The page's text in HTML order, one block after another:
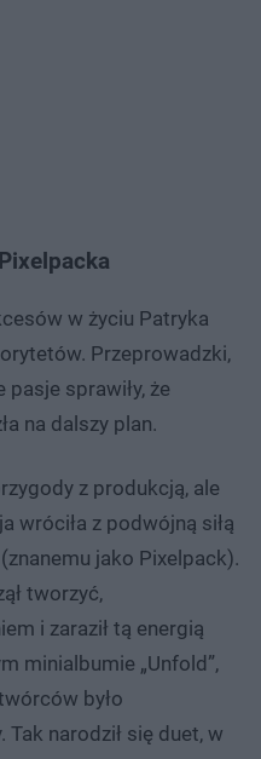
w życiu Patryka
Przeprowadzki,
sprawiły, że
na dalszy plan.
z produkcją, ale
wróciła z podwójną siłą
jako Pixelpack).
tworzyć,
i zaraził tą energią
minialbumie „Unfold”,
było
narodził się duet, w